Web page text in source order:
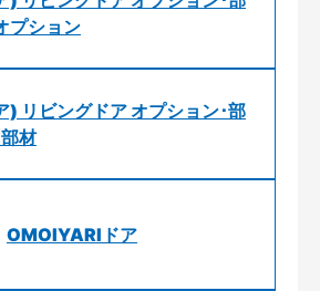
プション
リビングドア オプション･部
材
OMOIYARIドア